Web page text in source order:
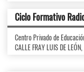
Ciclo Formativo
Centro Privado de
CALLE FRAY LUIS DE